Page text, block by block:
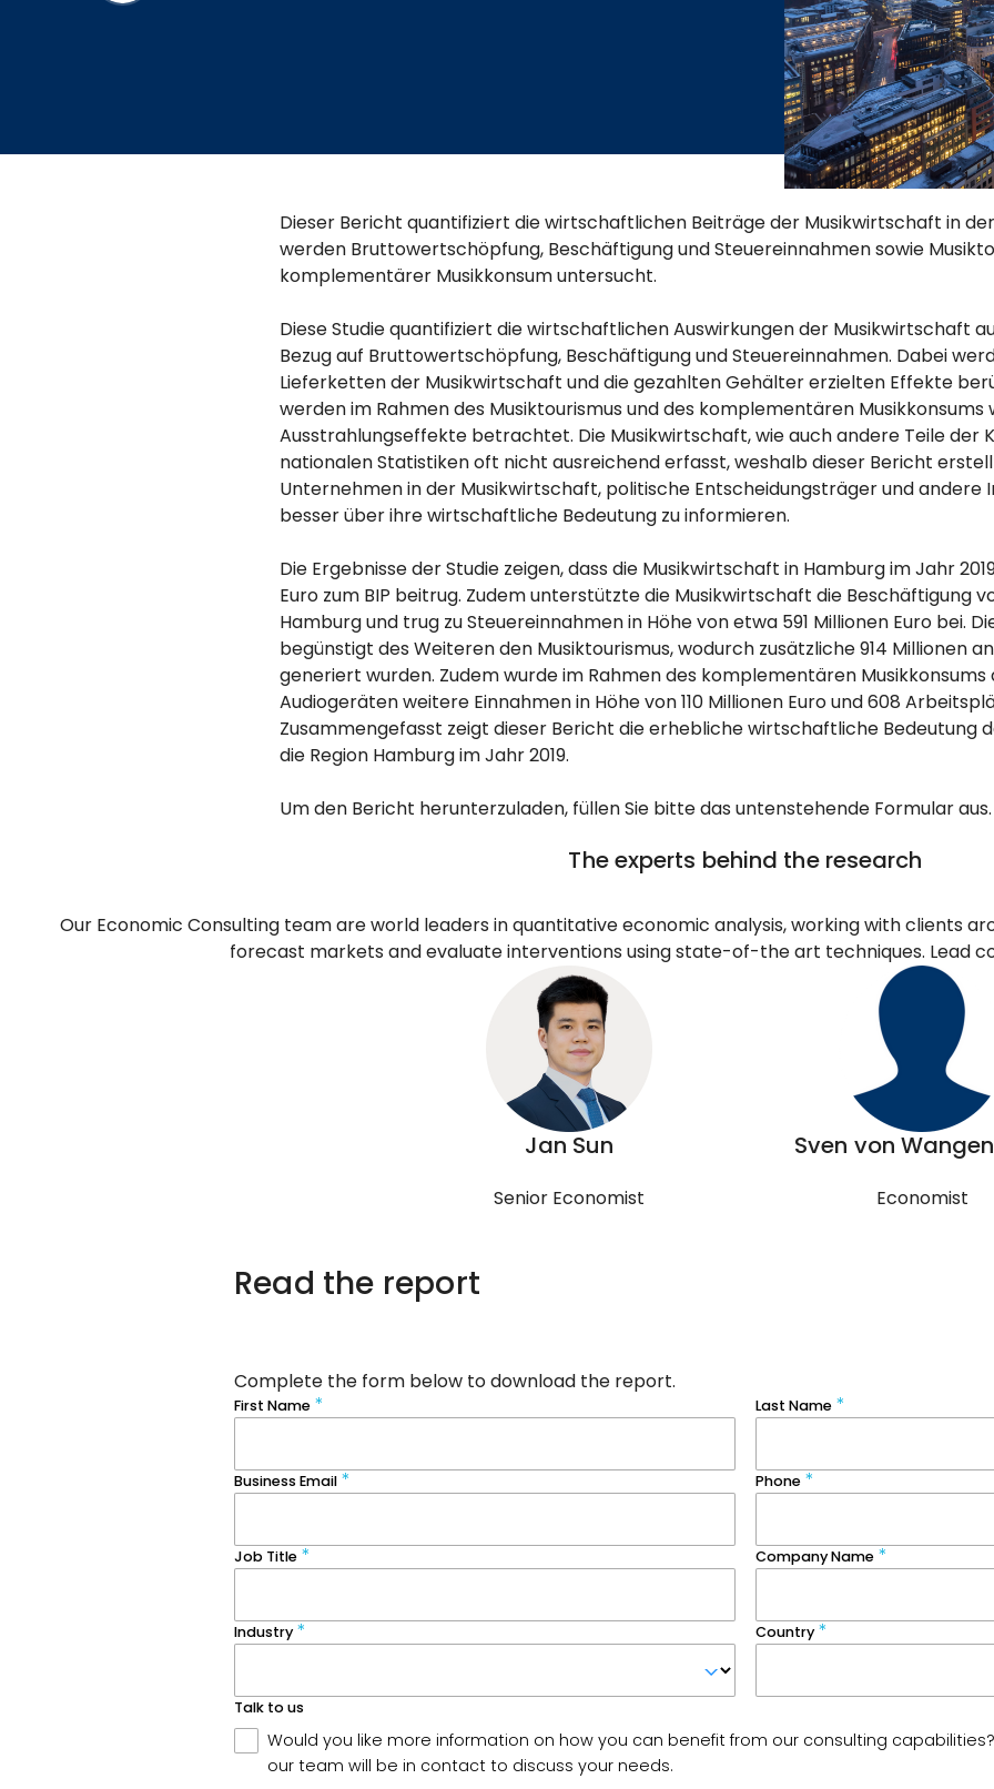
Dieser Bericht quantifiziert die wirtschaftlichen Beiträge der Musikwirtschaft in
werden Bruttowertschöpfung, Beschäftigung und Steuereinnahmen sowie
komplementärer Musikkonsum untersucht.
Diese Studie quantifiziert die wirtschaftlichen Auswirkungen der Musikwirtschaft
Bezug auf Bruttowertschöpfung, Beschäftigung und Steuereinnahmen. Dabei
Lieferketten der Musikwirtschaft und die gezahlten Gehälter erzielten Effekte
werden im Rahmen des Musiktourismus und des komplementären Musikkonsums
Ausstrahlungseffekte betrachtet. Die Musikwirtschaft, wie auch andere Teile der
nationalen Statistiken oft nicht ausreichend erfasst, weshalb dieser Bericht
Unternehmen in der Musikwirtschaft, politische Entscheidungsträger und andere
besser über ihre wirtschaftliche Bedeutung zu informieren.
Die Ergebnisse der Studie zeigen, dass die Musikwirtschaft in Hamburg im Jahr
Euro zum BIP beitrug. Zudem unterstützte die Musikwirtschaft die Beschäftigung
Hamburg und trug zu Steuereinnahmen in Höhe von etwa 591 Millionen Euro bei.
begünstigt des Weiteren den Musiktourismus, wodurch zusätzliche 914 Millionen
generiert wurden. Zudem wurde im Rahmen des komplementären
Audiogeräten weitere Einnahmen in Höhe von 110 Millionen Euro und 608
Zusammengefasst zeigt dieser Bericht die erhebliche wirtschaftliche Bedeutung
die Region Hamburg im Jahr 2019.
Um den Bericht herunterzuladen, füllen Sie bitte das untenstehende Formular aus.
The experts behind the research
Our Economic Consulting team are world leaders in quantitative economic analysis, working with clients
forecast markets and evaluate interventions using state-of-the art techniques. Lead
Jan Sun
Senior Economist
Sven von
Economist
Read the report
Complete the form below to download the report.